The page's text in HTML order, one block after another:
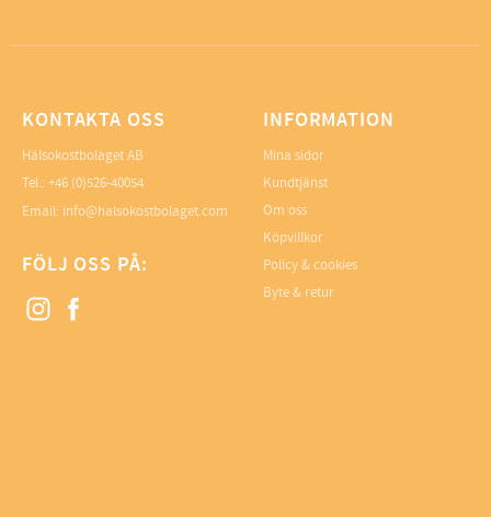
KONTAKTA OSS
Hälsokostbolaget AB
Tel.: +46 (0)526-40054
Email: info@halsokostbolaget.com
FÖLJ OSS PÅ:
INFORMATION
Mina sidor
Kundtjänst
Om oss
Köpvillkor
Policy & cookies
Byte & retur